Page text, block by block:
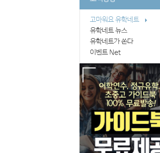
고마워요 유학네트
유학네트 뉴스
유학네트가 쏜다
이벤트 Net